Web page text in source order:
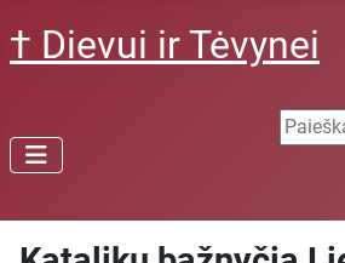
† Dievui ir Tėvynei
Search